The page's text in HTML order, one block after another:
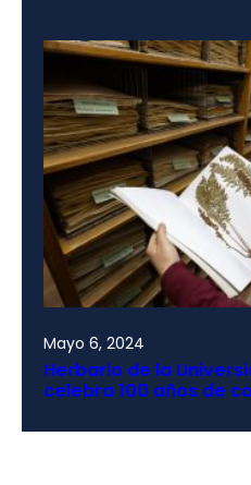
Mayo 6, 2024
Herbario de la
celebra 100 años de